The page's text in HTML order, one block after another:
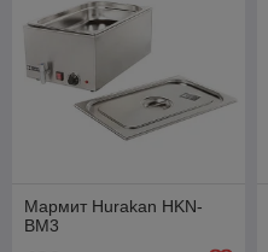
Мармит Hurakan HKN-
BM3